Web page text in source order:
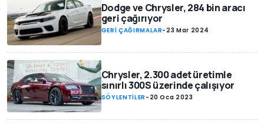
Dodge ve Chrysler, 284 bin aracı
geri çağırıyor
GERİ ÇAĞIRMALAR- 23 Mar 2024
Chrysler, 2.300 adet üretimle
sınırlı 300S üzerinde çalışıyor
SÖYLENTİLER - 20 Oca 2023